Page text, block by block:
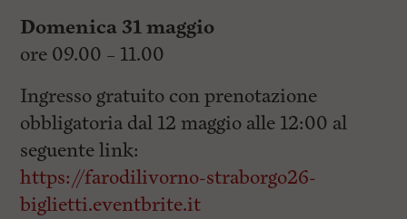
Domenica 31 maggio
ore 09.00 – 11.00
Ingresso gratuito con prenotazione
obbligatoria dal 12 maggio alle 12:00 al
seguente link:
https://farodilivorno-straborgo26-
biglietti.eventbrite.it